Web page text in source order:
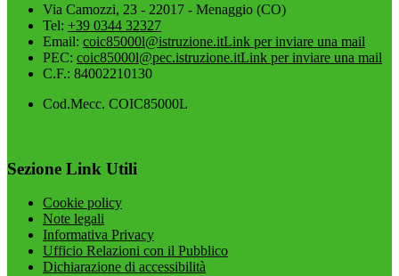
Via Camozzi, 23 - 22017 - Menaggio (CO)
Tel: +39 0344 32327
Email: coic85000l@istruzione.itLink per inviare una mail
PEC: coic85000l@pec.istruzione.itLink per inviare una mail
C.F.: 84002210130
Cod.Mecc. COIC85000L
Sezione Link Utili
Cookie policy
Note legali
Informativa Privacy
Ufficio Relazioni con il Pubblico
Dichiarazione di accessibilità